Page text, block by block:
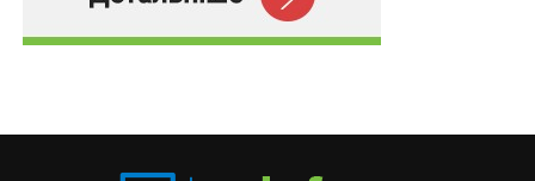
для висновку, що оголошення конкурсу, зокрема, на
посаду керівника комунального підприємства, на яку
України «Про правовий режим воєнного стану»,